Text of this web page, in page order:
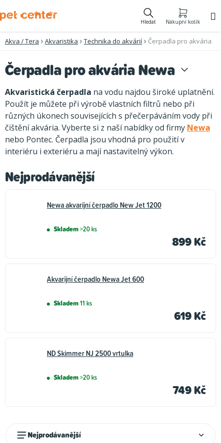
na
Hledat Nákupní košík
Akva / Tera Akvaristika Technika do akvárií Čerpadla pro akvária
Čerpadla pro akvária Newa
Akvaristická čerpadla na vodu najdou široké uplatnění.
Použít je můžete při výrobě vlastních filtrů nebo při
různých úkonech souvisejících s přečerpáváním vody při
čištění akvária. Vyberte si z naší nabídky od firmy Newa
nebo Pontec. Čerpadla jsou vhodná pro použití v
interiéru i exteriéru a mají nastavitelný výkon.
Nejprodávanější
Newa akvarijní čerpadlo New Jet 1200
Skladem>20 ks
899 Kč
Akvarijní čerpadlo Newa Jet 600
Skladem11 ks
619 Kč
ND Skimmer NJ 2500 vrtulka
Skladem>20 ks
749 Kč
Nejprodávanější